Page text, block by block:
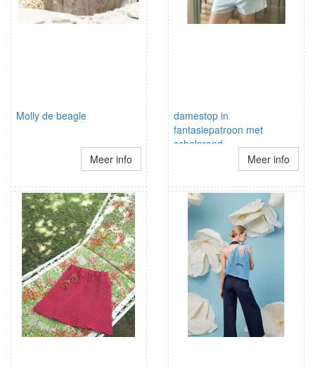
Molly de beagle
Meer info
damestop in
fantasiepatroon met
schelprand
schouderbandjesMeer info